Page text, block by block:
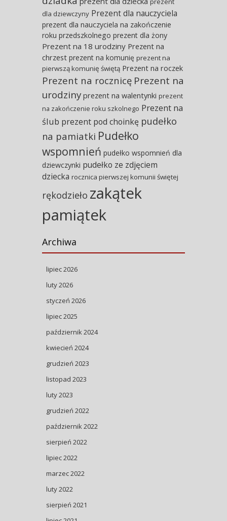
dla dziewczyny Prezent dla nauczyciela
prezent dla nauczyciela na zakończenie
roku przedszkolnego prezent dla żony
Prezent na 18 urodziny Prezent na
chrzest prezent na komunię prezent na
pierwszą komunię świętą Prezent na roczek
Prezent na rocznicę Prezent na
urodziny prezent na walentynki prezent
na zakończenie roku szkolnego Prezent na
ślub prezent pod choinkę pudełko
na pamiatki Pudełko
wspomnień pudełko wspomnień dla
dziewczynki pudełko ze zdjęciem
dziecka rocznica pierwszej komunii świętej
rękodzieło zakątek
pamiątek
Archiwa
lipiec 2026
luty 2026
styczeń 2026
lipiec 2025
październik 2024
kwiecień 2024
grudzień 2023
listopad 2023
luty 2023
grudzień 2022
październik 2022
sierpień 2022
lipiec 2022
marzec 2022
luty 2022
sierpień 2021